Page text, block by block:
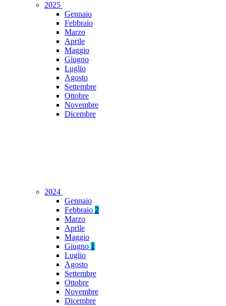
2025
Gennaio
Febbraio
Marzo
Aprile
Maggio
Giugno
Luglio
Agosto
Settembre
Ottobre
Novembre
Dicembre
2024
Gennaio
Febbraio 2
Marzo
Aprile
Maggio
Giugno 1
Luglio
Agosto
Settembre
Ottobre
Novembre
Dicembre